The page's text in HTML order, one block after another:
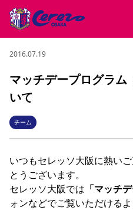
試合・チーム
試合について
試合日程 / 結果
チームについて
選手・スタッフ スケジュール メ
アカデミー ハナサカプレーヤー
観戦する
チケット
チケット情報 販売スケジュール
シーズンシート
特定興行入場券
譲渡サービス
観戦ガイド
クラブを知る
セレッソ大阪について
クラブ紹介 沿革 シーズン記録
ファンクラブ
2016.07.19
マッチデープログラ
いて
チーム
いつもセレッソ大阪に熱い
とうございます。
セレッソ大阪では 「マッチ
ォンなどでご覧いただける